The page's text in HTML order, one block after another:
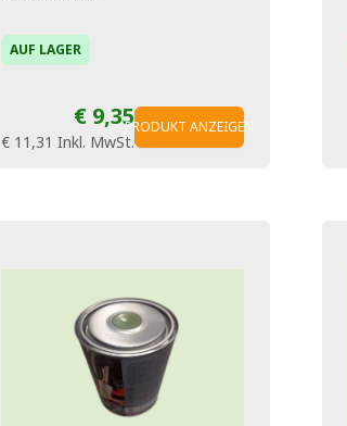
AUF LAGER
€ 9,35
€ 11,31 Inkl. MwSt.
PRODUKT ANZEIGEN